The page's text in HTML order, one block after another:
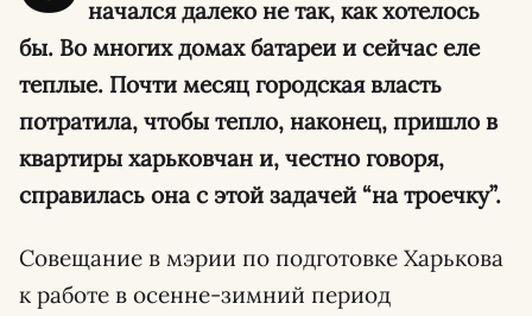
начался далеко не так, как хотелось
бы. Во многих домах батареи и сейчас еле
теплые. Почти месяц городская власть
потратила, чтобы тепло, наконец, пришло в
квартиры харьковчан и, честно говоря,
справилась она с этой задачей “на троечку”.
Совещание в мэрии по подготовке Харькова
к работе в осенне-зимний период